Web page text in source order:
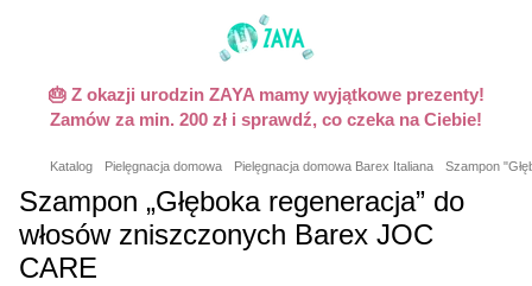
🎂 Z okazji urodzin ZAYA mamy wyjątkowe prezenty!
Zamów za min. 200 zł i sprawdź, co czeka na Ciebie!
Katalog Pielęgnacja domowa Pielęgnacja domowa Barex Italiana Szampon
Szampon „Głęboka regeneracja” do
włosów zniszczonych Barex JOC
CARE